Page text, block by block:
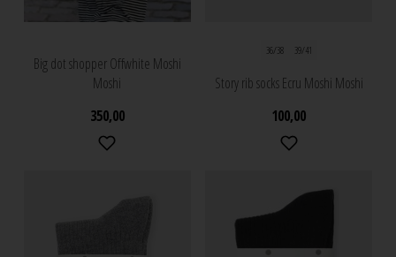
Big dot shopper Offwhite Moshi
Moshi
350,00
36/38 39/41
Story rib socks Ecru Moshi Moshi
100,00